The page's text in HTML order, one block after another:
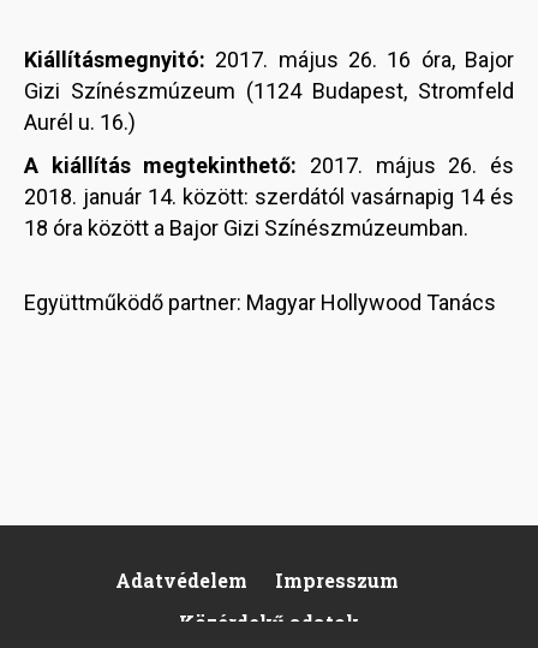
Kiállításmegnyitó: 2017. május 26. 16 óra, Bajor
Gizi Színészmúzeum (1124 Budapest, Stromfeld
Aurél u. 16.)
A kiállítás megtekinthető: 2017. május 26. és
2018. január 14. között: szerdától vasárnapig 14 és
18 óra között a Bajor Gizi Színészmúzeumban.
Együttműködő partner: Magyar Hollywood Tanács
Footer
Adatvédelem
Impresszum
Közérdekű adatok